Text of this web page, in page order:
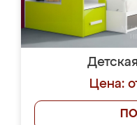
Цена: